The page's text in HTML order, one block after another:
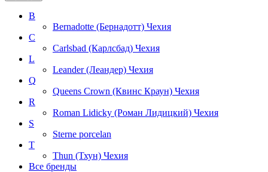
B
Bernadotte (Бернадотт) Чехия
C
Carlsbad (Карлсбад) Чехия
L
Leander (Леандер) Чехия
Q
Queens Crown (Квинс Краун) Чехия
R
Roman Lidicky (Роман Лидицкий) Чехия
S
Sterne porcelan
T
Thun (Тхун) Чехия
Все бренды